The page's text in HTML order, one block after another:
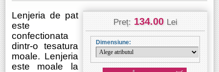
Preț: 134.00 Lei
Dimensiune:
Lenjeria de pat
este
confectionata
dintr-o tesatura
moale. Lenjeria
este moale la